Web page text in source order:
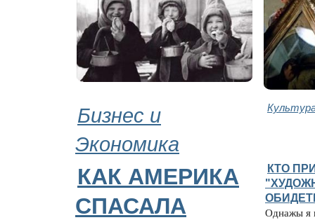
Бизнес и
Экономика
КАК АМЕРИКА
СПАСАЛА
КТО
Однажы я